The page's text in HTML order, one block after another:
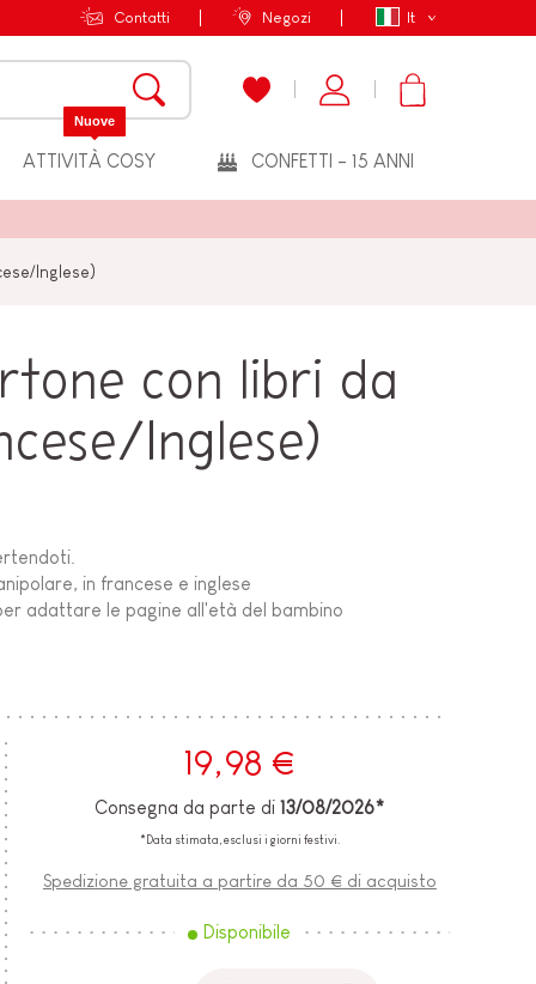
It
Contatti Negozi
ATTIVITÀ COSY
Nuove
CONFETTI - 15 ANNI
Inglese)
con libri da
Inglese)
in francese e inglese
adattare le pagine all'età del bambino
19,98 €
Consegna da parte di13/08/2026*
*Data stimata, esclusi i giorni festivi.
Spedizione gratuita a partire da 50 € di acquisto
Disponibile